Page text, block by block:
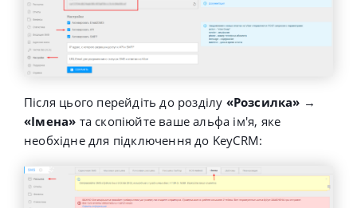
Після цього перейдіть до розділу «Розсилка» →
«Імена» та скопіюйте ваше альфа ім'я, яке
необхідне для підключення до KeyCRM: